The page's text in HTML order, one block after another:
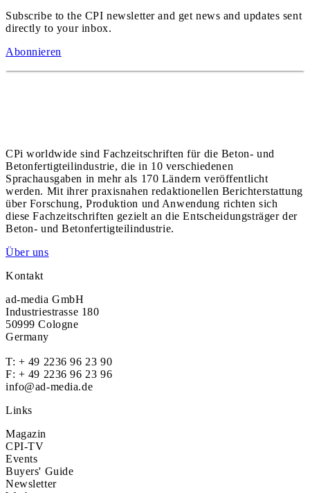
Subscribe to the CPI newsletter and get news and updates sent
directly to your inbox.
Abonnieren
CPi worldwide sind Fachzeitschriften für die Beton- und
Betonfertigteilindustrie, die in 10 verschiedenen
Sprachausgaben in mehr als 170 Ländern veröffentlicht
werden. Mit ihrer praxisnahen redaktionellen Berichterstattung
über Forschung, Produktion und Anwendung richten sich
diese Fachzeitschriften gezielt an die Entscheidungsträger der
Beton- und Betonfertigteilindustrie.
Über uns
Kontakt
ad-media GmbH
Industriestrasse 180
50999 Cologne
Germany
T: + 49 2236 96 23 90
F: + 49 2236 96 23 96
info@ad-media.de
Links
Magazin
CPI-TV
Events
Buyers' Guide
Newsletter